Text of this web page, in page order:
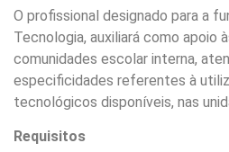
O profissional designado para a
Tecnologia, auxiliará como apoio
comunidades escolar interna,
especificidades referentes à
tecnológicos disponíveis, nas
Requisitos